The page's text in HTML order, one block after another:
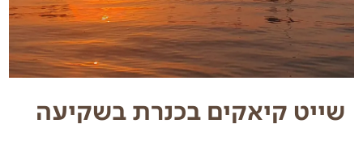
שייט קיאקים בכנרת בשקיעה